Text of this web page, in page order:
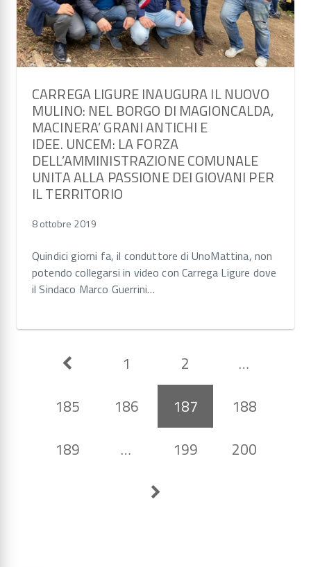
CARREGA LIGURE INAUGURA IL NUOVO
MULINO: NEL BORGO DI MAGIONCALDA,
MACINERA’ GRANI ANTICHI E
IDEE. UNCEM: LA FORZA
DELL’AMMINISTRAZIONE COMUNALE
UNITA ALLA PASSIONE DEI GIOVANI PER
IL TERRITORIO
8 ottobre 2019
Quindici giorni fa, il conduttore di UnoMattina, non
potendo collegarsi in video con Carrega Ligure dove
il Sindaco Marco Guerrini…
1 2
…
185
186 187
188
189
… 199 200